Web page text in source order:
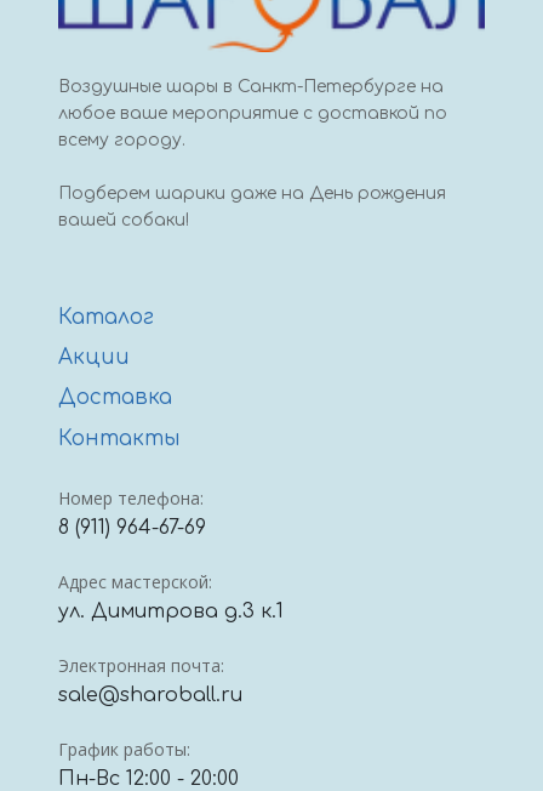
Воздушные шары в Санкт-Петербурге на
любое ваше мероприятие с доставкой по
всему городу.
Подберем шарики даже на День рождения
вашей собаки!
Каталог
Акции
Доставка
Контакты
Номер телефона:
8 (911) 964-67-69
Адрес мастерской:
ул. Димитрова д.3 к.1
Электронная почта:
sale@sharoball.ru
График работы:
Пн-Вс 12:00 - 20:00